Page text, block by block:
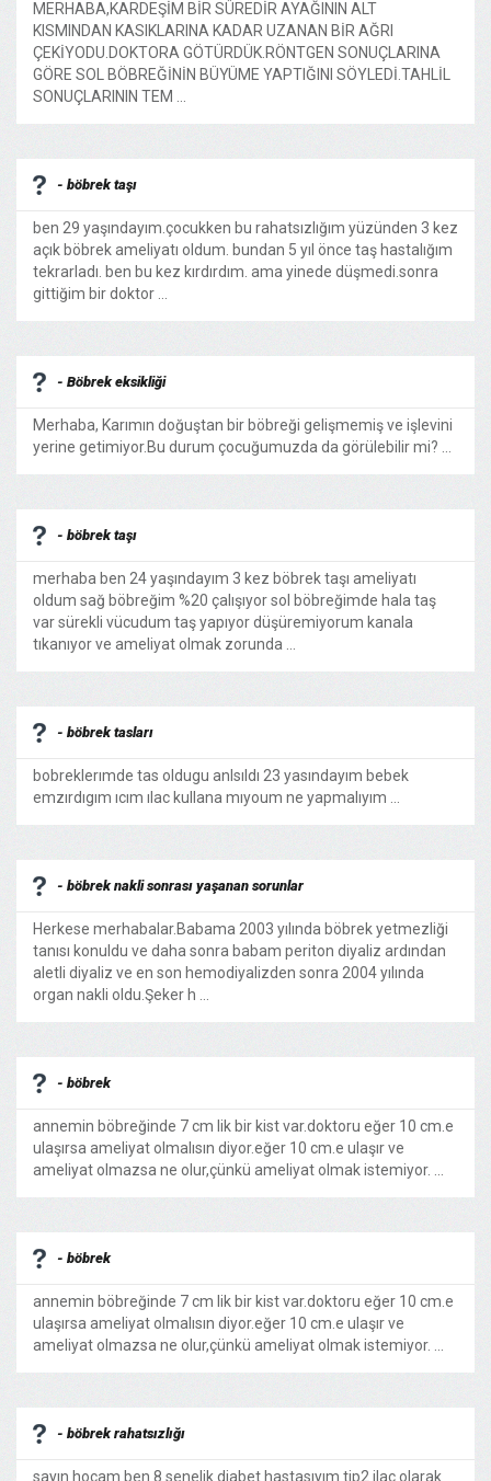
MERHABA,KARDEŞİM BİR SÜREDİR AYAĞININ ALT
KISMINDAN KASIKLARINA KADAR UZANAN BİR AĞRI
ÇEKİYODU.DOKTORA GÖTÜRDÜK.RÖNTGEN SONUÇLARINA
GÖRE SOL BÖBREĞİNİN BÜYÜME YAPTIĞINI SÖYLEDİ.TAHLİL
SONUÇLARININ TEM ...
- böbrek taşı
ben 29 yaşındayım.çocukken bu rahatsızlığım yüzünden 3 kez
açık böbrek ameliyatı oldum. bundan 5 yıl önce taş hastalığım
tekrarladı. ben bu kez kırdırdım. ama yinede düşmedi.sonra
gittiğim bir doktor ...
- Böbrek eksikliği
Merhaba, Karımın doğuştan bir böbreği gelişmemiş ve işlevini
yerine getimiyor.Bu durum çocuğumuzda da görülebilir mi? ...
- böbrek taşı
merhaba ben 24 yaşındayım 3 kez böbrek taşı ameliyatı
oldum sağ böbreğim %20 çalışıyor sol böbreğimde hala taş
var sürekli vücudum taş yapıyor düşüremiyorum kanala
tıkanıyor ve ameliyat olmak zorunda ...
- böbrek tasları
bobreklerımde tas oldugu anlsıldı 23 yasındayım bebek
emzırdıgım ıcım ılac kullana mıyoum ne yapmalıyım ...
- böbrek nakli sonrası yaşanan sorunlar
Herkese merhabalar.Babama 2003 yılında böbrek yetmezliği
tanısı konuldu ve daha sonra babam periton diyaliz ardından
aletli diyaliz ve en son hemodiyalizden sonra 2004 yılında
organ nakli oldu.Şeker h ...
- böbrek
annemin böbreğinde 7 cm lik bir kist var.doktoru eğer 10 cm.e
ulaşırsa ameliyat olmalısın diyor.eğer 10 cm.e ulaşır ve
ameliyat olmazsa ne olur,çünkü ameliyat olmak istemiyor. ...
- böbrek
annemin böbreğinde 7 cm lik bir kist var.doktoru eğer 10 cm.e
ulaşırsa ameliyat olmalısın diyor.eğer 10 cm.e ulaşır ve
ameliyat olmazsa ne olur,çünkü ameliyat olmak istemiyor. ...
- böbrek rahatsızlığı
sayın hocam ben 8 senelik diabet hastasıyım tip2 ilac olarak